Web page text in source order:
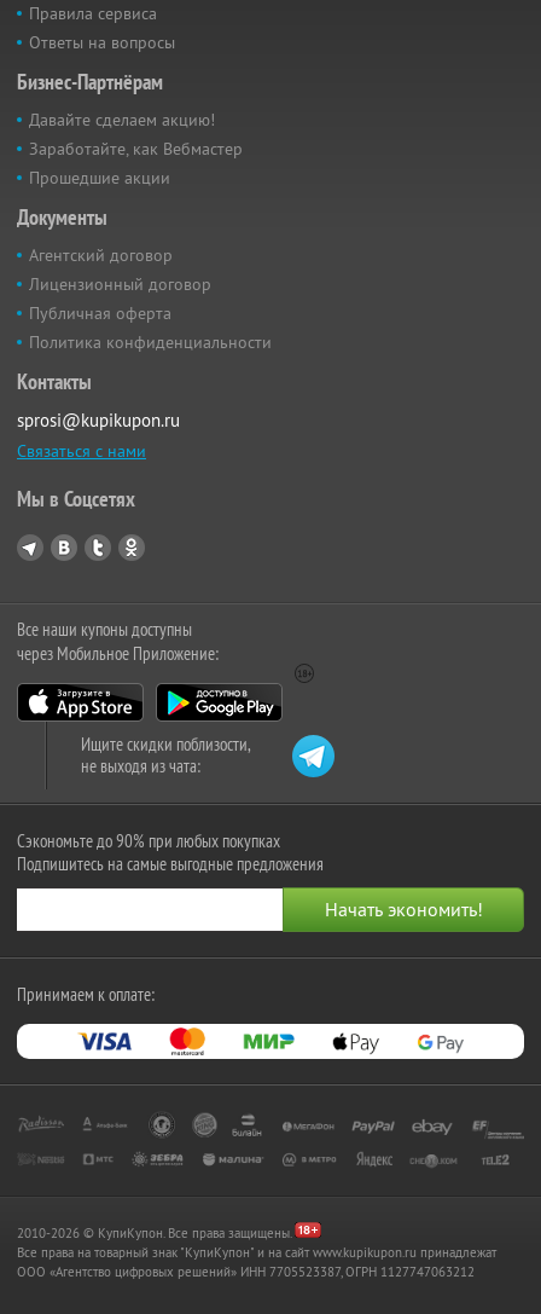
Правила сервиса
Ответы на вопросы
Бизнес-Партнёрам
Давайте сделаем акцию!
Заработайте, как Вебмастер
Прошедшие акции
Документы
Агентский договор
Лицензионный договор
Публичная оферта
Политика конфиденциальности
Контакты
sprosi@kupikupon.ru
Связаться с нами
Мы в Соцсетях
Все наши купоны доступны
через Мобильное Приложение:
Ищите скидки поблизости,
не выходя из чата:
Сэкономьте до 90% при любых покупках
Подпишитесь на самые выгодные предложения
Принимаем к оплате:
2010-2026 © КупиКупон. Все права защищены.
Все права на товарный знак "КупиКупон" и на сайт www.kupikupon.ru принадлежат
OOO «Агентство цифровых решений» ИНН 7705523387, ОГРН 1127747063212